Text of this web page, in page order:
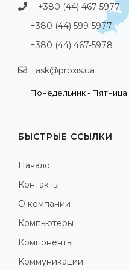
+380 (44) 467-5977
+380 (44) 599-5977
+380 (44) 467-5978
ask@proxis.ua
Понедельник - Пятница:
БЫСТРЫЕ ССЫЛКИ
Начало
Контакты
О компании
Компьютеры
Компоненты
Коммуникации